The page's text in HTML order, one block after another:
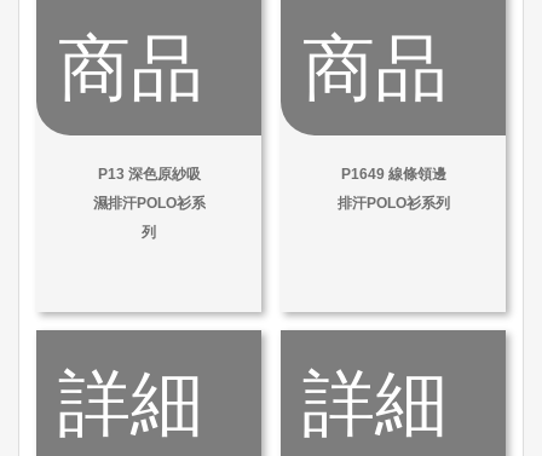
商品
P13 深色原紗吸
濕排汗POLO衫系
列
商品
P1649 線條領邊
排汗POLO衫系列
詳細
詳細